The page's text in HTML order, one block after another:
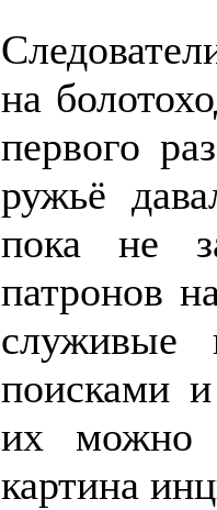
на
первого
ружьё
пока не
патронов
служивые
поисками
их можно
картина